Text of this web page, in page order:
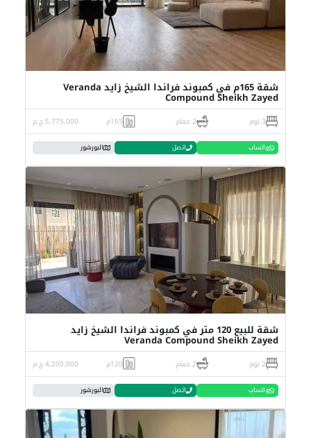
شقة 165م في كمبوند فراندا الشيخ زايد Veranda
Compound Sheikh Zayed
3 نوم 2 حمام 165م 5,775,000 ج.م
واتساب اتصل البورشور
شقة للبيع 120 متر في كمبوند فراندا الشيخ زايد
Veranda Compound Sheikh Zayed
2 نوم 2 حمام 120م 4,200,000 ج.م
واتساب اتصل البورشور